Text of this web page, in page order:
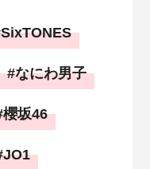
SixTONES
なにわ男子
櫻坂46
JO1